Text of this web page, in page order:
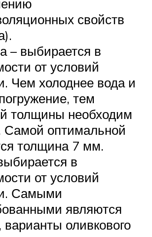
свойств
– выбирается в
от условий
Чем холоднее вода и
тем
толщины необходим
Самой оптимальной
толщина 7 мм.
в
от условий
Самыми
являются
оливкового